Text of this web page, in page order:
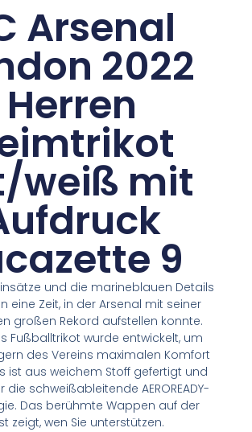
Arsenal
2022
Herren
weiß mit
9
und die marineblauen Details
eine Zeit, in der Arsenal mit seiner
großen Rekord aufstellen konnte.
Fußballtrikot wurde entwickelt, um
des Vereins maximalen Komfort
ist aus weichem Stoff gefertigt und
schweißableitende AEROREADY-
Das berühmte Wappen auf der
zeigt, wen Sie unterstützen.